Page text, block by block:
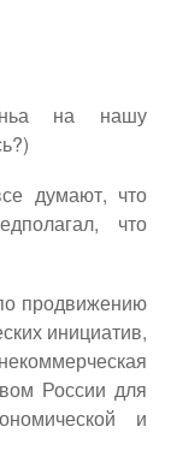
на нашу
думают, что
что
продвижению
инициатив,
России для
и